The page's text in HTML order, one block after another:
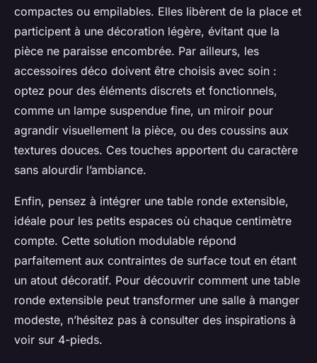
compactes ou empilables. Elles libèrent de la place et
participent à une décoration légère, évitant que la
pièce ne paraisse encombrée. Par ailleurs, les
accessoires déco doivent être choisis avec soin :
optez pour des éléments discrets et fonctionnels,
comme un lampe suspendue fine, un miroir pour
agrandir visuellement la pièce, ou des coussins aux
textures douces. Ces touches apportent du caractère
sans alourdir l’ambiance.
Enfin, pensez à intégrer une table ronde extensible,
idéale pour les petits espaces où chaque centimètre
compte. Cette solution modulable répond
parfaitement aux contraintes de surface tout en étant
un atout décoratif. Pour découvrir comment une table
ronde extensible peut transformer une salle à manger
modeste, n’hésitez pas à consulter des inspirations à
voir sur 4-pieds.